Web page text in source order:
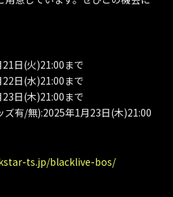
日(火)21:00まで
日(水)21:00まで
日(木)21:00まで
有/無):2025年1月23日(木)21:00
ts.jp/blacklive-bos/